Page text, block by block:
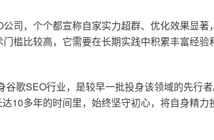
司，个个都宣称自家实力超群、优化效果显
槛比较高，它需要在长期实践中积累丰富经
歌SEO行业，是较早一批投身该领域的先行
10多年的时间里，始终坚守初心，将自身精